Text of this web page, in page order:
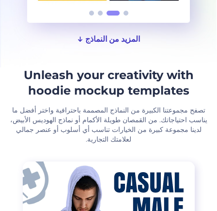
المزيد من النماذج
Unleash your creativity with
hoodie mockup templates
تصفح مجموعتنا الكبيرة من النماذج المصممة باحترافية واختر أفضل ما
يناسب احتياجاتك. من القمصان طويلة الأكمام أو نماذج الهوديس الأبيض،
لدينا مجموعة كبيرة من الخيارات تناسب أي أسلوب أو عنصر جمالي
لعلامتك التجارية.